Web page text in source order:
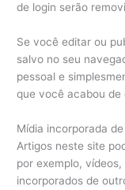
de login serão
Se você editar ou
salvo no seu
pessoal e
que você acabou de
Mídia incorporada
Artigos neste site
por exemplo,
incorporados de